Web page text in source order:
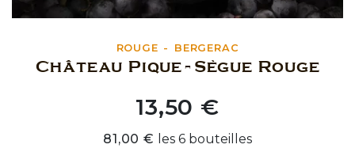
ROUGE BERGERAC
Château Pique-Sègue Rouge
13,50 €
Prix
81,00 € les 6 bouteilles